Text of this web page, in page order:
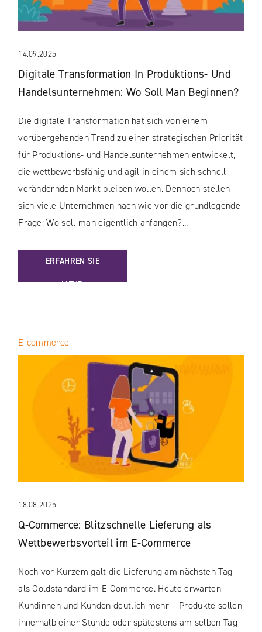
14.09.2025
Digitale Transformation In Produktions- Und
Handelsunternehmen: Wo Soll Man Beginnen?
Die digitale Transformation hat sich von einem
vorübergehenden Trend zu einer strategischen Priorität
für Produktions- und Handelsunternehmen entwickelt,
die wettbewerbsfähig und agil in einem sich schnell
verändernden Markt bleiben wollen. Dennoch stellen
sich viele Unternehmen nach wie vor die grundlegende
Frage: Wo soll man eigentlich anfangen?...
ERFAHREN SIE
MEHR
: DIGITALE TRANSFORMATION IN PRODUKTIONS- UND
18.08.2025
Q-Commerce: Blitzschnelle Lieferung als
Wettbewerbsvorteil im E-Commerce
E-commerce
Noch vor Kurzem galt die Lieferung am nächsten Tag
als Goldstandard im E-Commerce. Heute erwarten
Kundinnen und Kunden deutlich mehr – Produkte sollen
innerhalb einer Stunde oder spätestens am selben Tag